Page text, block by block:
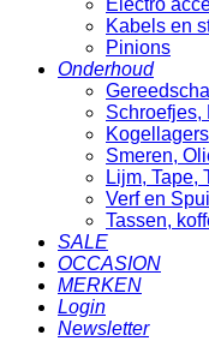
Electro
Kabels en
Pinions
Onderhoud
Schroefjes,
Kogellagers
Smeren,
Lijm, Tape,
Verf en
Tassen,
SALE
OCCASION
MERKEN
Login
Newsletter